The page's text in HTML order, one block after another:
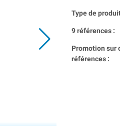
Type de
9 références :
Promotion sur
références :